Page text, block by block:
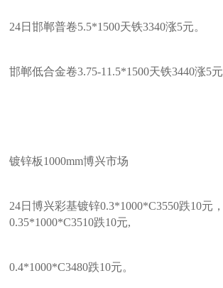
24日邯郸普卷5.5*1500天铁3340涨5元。
邯郸低合金卷3.75-11.5*1500天铁3440涨5元
镀锌板1000mm博兴市场
24日博兴彩基镀锌0.3*1000*C3550跌10元，
0.35*1000*C3510跌10元,
0.4*1000*C3480跌10元。